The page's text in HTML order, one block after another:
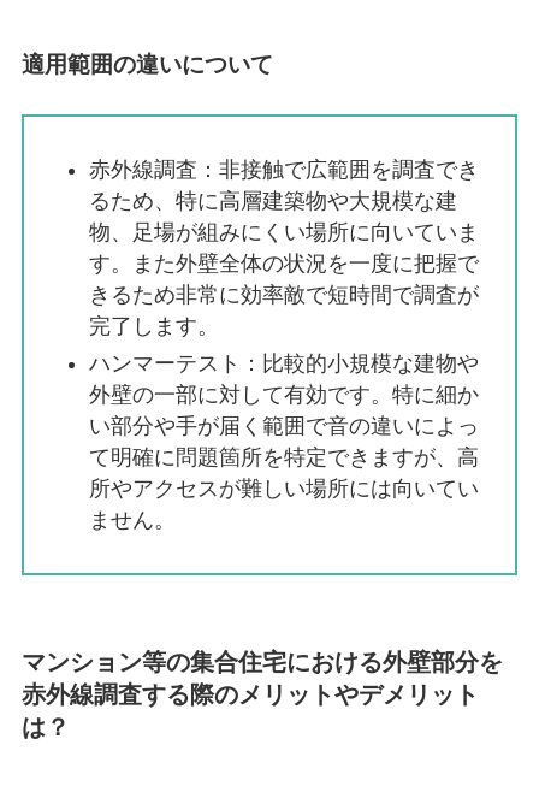
適用範囲の違いについて
赤外線調査：非接触で広範囲を調査でき
るため、特に高層建築物や大規模な建
物、足場が組みにくい場所に向いていま
す。また外壁全体の状況を一度に把握で
きるため非常に効率敵で短時間で調査が
完了します。
ハンマーテスト：比較的小規模な建物や
外壁の一部に対して有効です。特に細か
い部分や手が届く範囲で音の違いによっ
て明確に問題箇所を特定できますが、高
所やアクセスが難しい場所には向いてい
ません。
マンション等の集合住宅における外壁部分を
赤外線調査する際のメリットやデメリット
は？